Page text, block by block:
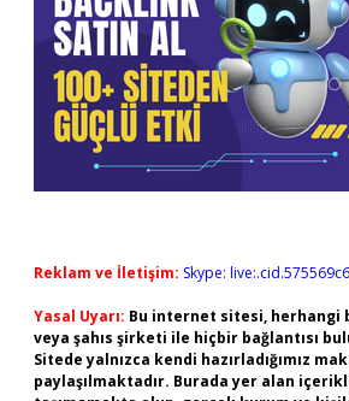
Reklam ve İletişim: Skype:
Yasal Uyarı: Bu internet sitesi, herhangi
veya şahıs şirketi ile hiçbir bağlantısı
Sitede yalnızca kendi hazırladığımız
paylaşılmaktadır. Burada yer alan